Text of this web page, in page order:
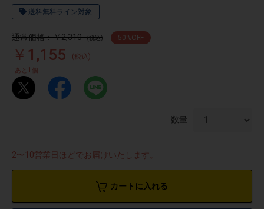
送料無料ライン対象
通常価格：￥2,310 (税込) 50%OFF
￥1,155 (税込)
あと 1 個
数量
2〜10営業日ほどでお届けいたします。
カートに入れる
ーター
アダルトグ
ッズ